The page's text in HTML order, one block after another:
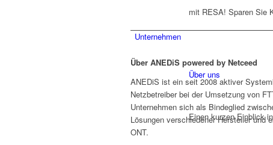
mit RESA! Sparen Sie
Unternehmen
Über uns
Einen kurzen Einblick
Über ANEDiS powered by Netceed
ANEDiS ist ein seit 2008 aktiver
Netzbetreiber bei der Umsetzung von
Unternehmen sich als Bindeglied
Lösungen verschiedener Hersteller und
ONT.